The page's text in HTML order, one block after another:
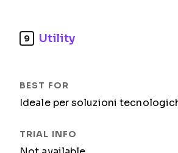
9 Utility
Ideale per soluzioni